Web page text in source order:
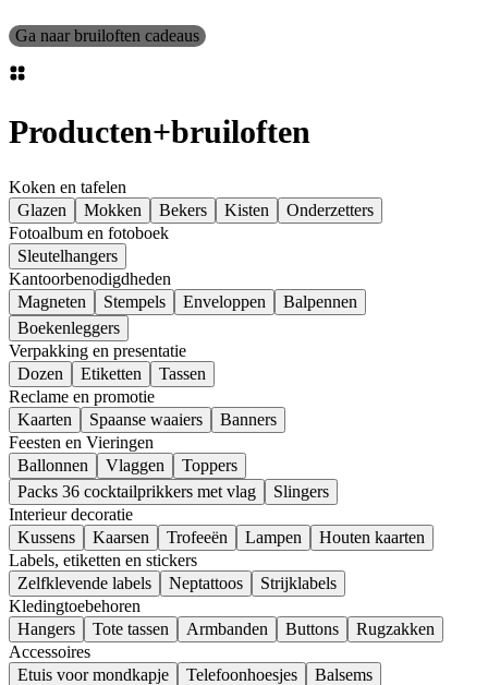
Ga naar bruiloften cadeaus
Producten+bruiloften
Koken en tafelen
Glazen
Mokken Bekers Kisten
Onderzetters
Fotoalbum en fotoboek
Sleutelhangers
Kantoorbenodigdheden
Magneten
Stempels Enveloppen
Balpennen
Boekenleggers
Verpakking en presentatie
Dozen
Etiketten
Tassen
Reclame en promotie
Kaarten
Spaanse waaiers
Banners
Feesten en Vieringen
Ballonnen
Vlaggen
Toppers
Packs 36 cocktailprikkers met vlag
Slingers
Interieur decoratie
Kussens
Kaarsen Trofeeën Lampen
Houten kaarten
Labels, etiketten en stickers
Zelfklevende labels
Neptattoos
Strijklabels
Kledingtoebehoren
Hangers
Tote tassen Armbanden Buttons
Rugzakken
Accessoires
Etuis voor mondkapje
Telefoonhoesjes
Balsems